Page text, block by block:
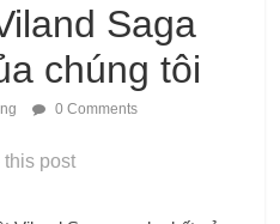
Saga
chúng tôi
0 Comments
this post